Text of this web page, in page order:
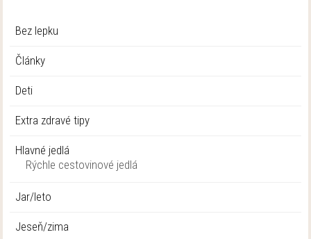
Bez lepku
Články
Deti
Extra zdravé tipy
Hlavné jedlá
Rýchle cestovinové jedlá
Jar/leto
Jeseň/zima